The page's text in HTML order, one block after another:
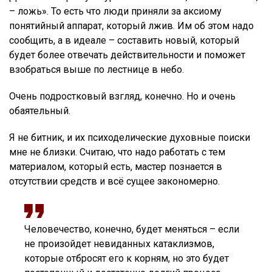
– ложь». То есть что люди приняли за аксиому
понятийный аппарат, который лжив. Им об этом надо
сообщить, а в идеале – составить новый, который
будет более отвечать действительности и поможет
взобраться выше по лестнице в небо.
Очень подростковый взгляд, конечно. Но и очень
обаятельный.
Я не битник, и их психоделические духовные поиски
мне не близки. Считаю, что надо работать с тем
материалом, который есть, мастер познается в
отсутствии средств и всё сущее закономерно.
Человечество, конечно, будет меняться – если
не произойдет невиданных катаклизмов,
которые отбросят его к корням, но это будет